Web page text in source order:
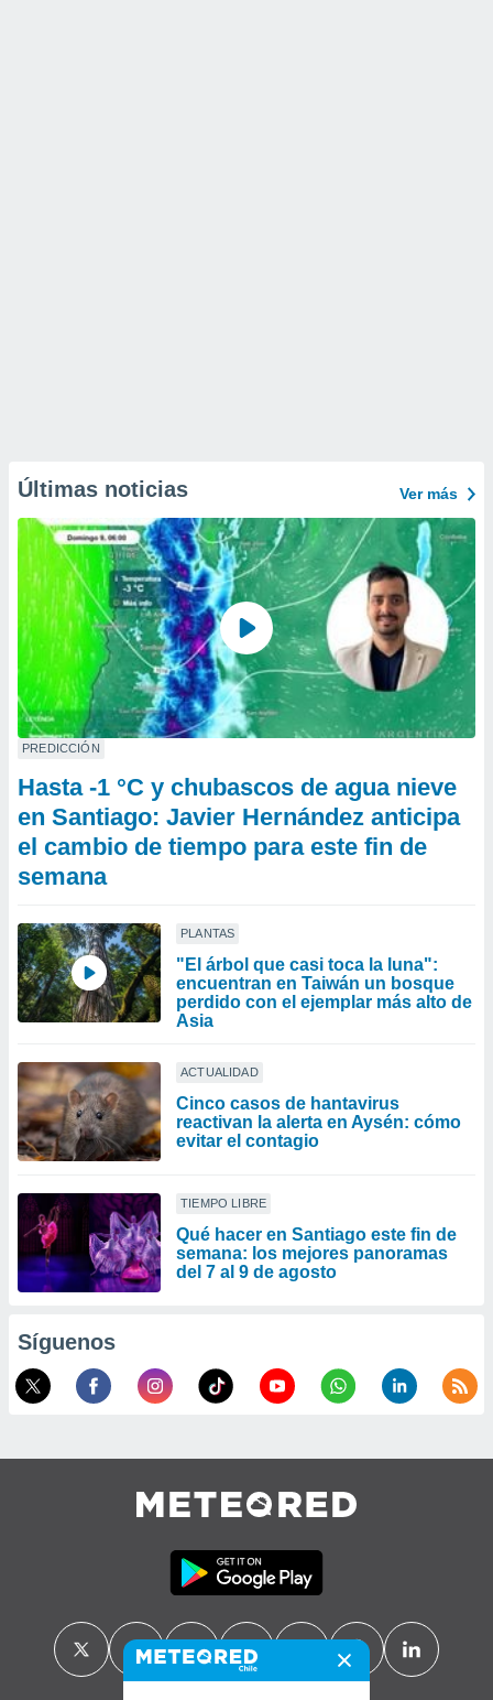
Últimas noticias Ver más
PREDICCIÓN
Hasta -1 °C y chubascos de agua nieve
en Santiago: Javier Hernández anticipa
el cambio de tiempo para este fin de
semana
PLANTAS
"El árbol que casi toca la luna":
encuentran en Taiwán un bosque
perdido con el ejemplar más alto de
Asia
ACTUALIDAD
Cinco casos de hantavirus
reactivan la alerta en Aysén: cómo
evitar el contagio
TIEMPO LIBRE
Qué hacer en Santiago este fin de
semana: los mejores panoramas
del 7 al 9 de agosto
Síguenos